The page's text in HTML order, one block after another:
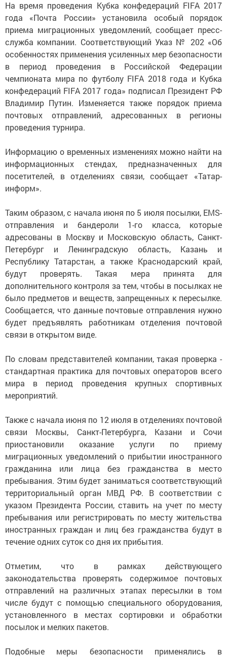
На время проведения Кубка конфедераций FIFA 2017
года «Почта России» установила особый порядок
приема миграционных уведомлений, сообщает пресс-
служба компании. Соответствующий Указ № 202 «Об
особенностях применения усиленных мер безопасности
в период проведения в Российской Федерации
чемпионата мира по футболу FIFA 2018 года и Кубка
конфедераций FIFA 2017 года» подписал Президент РФ
Владимир Путин. Изменяется также порядок приема
почтовых отправлений, адресованных в регионы
проведения турнира.
Информацию о временных изменениях можно найти на
информационных стендах, предназначенных для
посетителей, в отделениях связи, сообщает «Татар-
информ».
Таким образом, с начала июня по 5 июля посылки, EMS-
отправления и бандероли 1-го класса, которые
адресованы в Москву и Московскую область, Санкт-
Петербург и Ленинградскую область, Казань и
Республику Татарстан, а также Краснодарский край,
будут проверять. Такая мера принята для
дополнительного контроля за тем, чтобы в посылках не
было предметов и веществ, запрещенных к пересылке.
Сообщается, что данные почтовые отправления нужно
будет предъявлять работникам отделения почтовой
связи в открытом виде.
По словам представителей компании, такая проверка -
стандартная практика для почтовых операторов всего
мира в период проведения крупных спортивных
мероприятий.
Также с начала июня по 12 июля в отделениях почтовой
связи Москвы, Санкт-Петербурга, Казани и Сочи
приостановили оказание услуги по приему
миграционных уведомлений о прибытии иностранного
гражданина или лица без гражданства в место
пребывания. Этим будет заниматься соответствующий
территориальный орган МВД РФ. В соответствии с
указом Президента России, ставить на учет по месту
пребывания или регистрировать по месту жительства
иностранных граждан и лиц без гражданства будут в
течение одних суток со дня их прибытия.
Отметим, что в рамках действующего
законодательства проверять содержимое почтовых
отправлений на различных этапах пересылки в том
числе будут с помощью специального оборудования,
установленного в местах сортировки и обработки
посылок и мелких пакетов.
Подобные меры безопасности применялись в